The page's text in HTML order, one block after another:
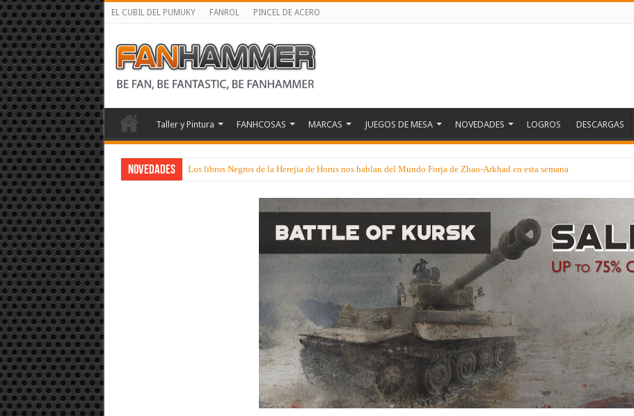
EL CUBIL DEL PUMUKY FANROL PINCEL DE ACERO
Taller y Pintura FANHCOSAS MARCAS JUEGOS DE MESA NOVEDADES LOGROS DESCARGAS
NOVEDADES Los libros Negros de la Herejia de Horus nos hablan del Mundo Forja de Zhao-Arkhad en esta semana